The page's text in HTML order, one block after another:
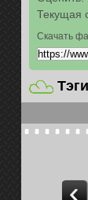
Текущая
Скачать